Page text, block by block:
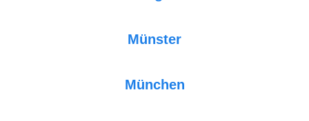
Münster
München